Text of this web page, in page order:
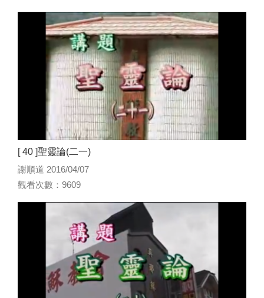
[ 40 ]聖靈論(二一)
謝順道 2016/04/07
觀看次數：9609